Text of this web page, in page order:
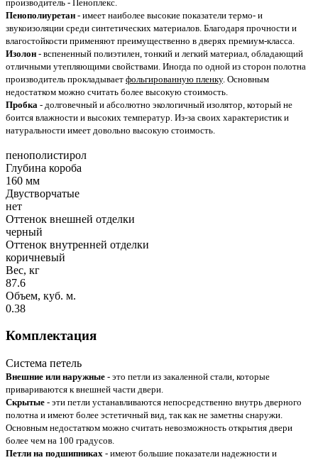
производитель - Пеноплекс.
Пенополиуретан - имеет наиболее высокие показатели термо- и
звукоизоляции среди синтетических материалов. Благодаря прочности и
влагостойкости применяют преимущественно в дверях премиум-класса.
Изолон - вспененный полиэтилен, тонкий и легкий материал, обладающий
отличными утепляющими свойствами. Иногда по одной из сторон полотна
производитель прокладывает фольгированную пленку. Основным
недостатком можно считать более высокую стоимость.
Пробка - долговечный и абсолютно экологичный изолятор, который не
боится влажности и высоких температур. Из-за своих характеристик и
натуральности имеет довольно высокую стоимость.
пенополистирол
Глубина короба
160 мм
Двустворчатые
нет
Оттенок внешней отделки
черный
Оттенок внутренней отделки
коричневый
Вес, кг
87.6
Объем, куб. м.
0.38
Комплектация
Система петель
Внешние или наружные - это петли из закаленной стали, которые
привариваются к внешней части двери.
Скрытые - эти петли устанавливаются непосредственно внутрь дверного
полотна и имеют более эстетичный вид, так как не заметны снаружи.
Основным недостатком можно считать невозможность открытия двери
более чем на 100 градусов.
Петли на подшипниках - имеют большие показатели надежности и